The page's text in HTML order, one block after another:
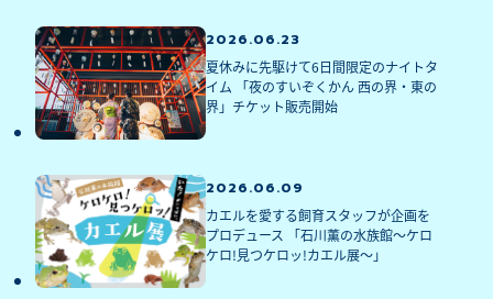
2026.06.23
夏休みに先駆けて6日間限定のナイトタ
イム 「夜のすいぞくかん 西の界・東の
界」チケット販売開始
2026.06.09
カエルを愛する飼育スタッフが企画を
プロデュース 「石川薫の水族館～ケロ
ケロ!見つケロッ!カエル展～」